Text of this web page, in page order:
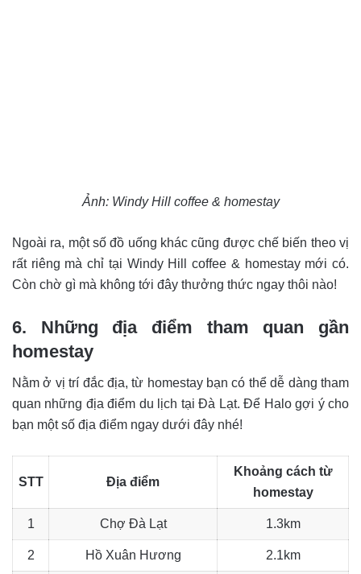
Ảnh: Windy Hill coffee & homestay
Ngoài ra, một số đồ uống khác cũng được chế biến theo vị
rất riêng mà chỉ tại Windy Hill coffee & homestay mới có.
Còn chờ gì mà không tới đây thưởng thức ngay thôi nào!
6. Những địa điểm tham quan gần
homestay
Nằm ở vị trí đắc địa, từ homestay bạn có thể dễ dàng tham
quan những địa điểm du lịch tại Đà Lạt. Để Halo gợi ý cho
bạn một số địa điểm ngay dưới đây nhé!
STT Địa điểm
Khoảng cách từ
homestay
1 Chợ Đà Lạt 1.3km
2 Hồ Xuân Hương 2.1km